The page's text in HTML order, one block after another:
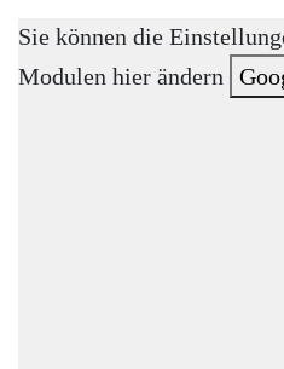
Sie können die
Modulen hier ändern